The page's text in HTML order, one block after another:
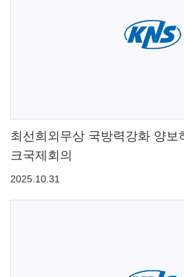
최선희외무상 국방력강화 양보
크국제회의
2025.10.31